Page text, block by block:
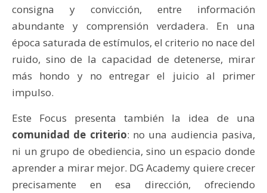
consigna y convicción, entre información
abundante y comprensión verdadera. En una
época saturada de estímulos, el criterio no nace del
ruido, sino de la capacidad de detenerse, mirar
más hondo y no entregar el juicio al primer
impulso.
Este Focus presenta también la idea de una
comunidad de criterio: no una audiencia pasiva,
ni un grupo de obediencia, sino un espacio donde
aprender a mirar mejor. DG Academy quiere crecer
precisamente en esa dirección, ofreciendo